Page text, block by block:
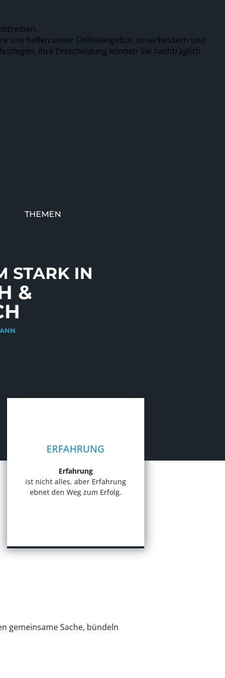
uns helfen unser Onlineangebot zu verbessern und
Ihre Entscheidung können Sie nachträglich
THEMEN
STARK IN
&
ERFAHRUNG
Erfahrung
ist nicht alles, aber Erfahrung
ebnet den Weg zum Erfolg.
gemeinsame Sache, bündeln